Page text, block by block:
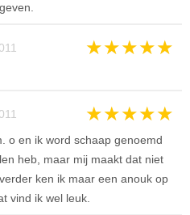
★★★★★
★★★★★
o en ik word schaap genoemd
heb, maar mij maakt dat niet
ken ik maar een anouk op
vind ik wel leuk.